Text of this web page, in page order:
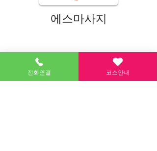
에스마사지
전화연결 코스안내